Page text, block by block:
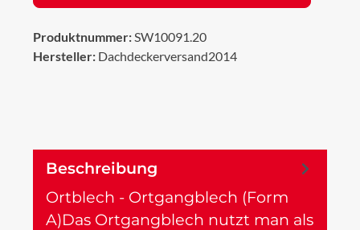
Produktnummer:SW10091.20
Hersteller: Dachdeckerversand2014
Beschreibung
Ortblech - Ortgangblech (Form
A)Das Ortgangblech nutzt man als